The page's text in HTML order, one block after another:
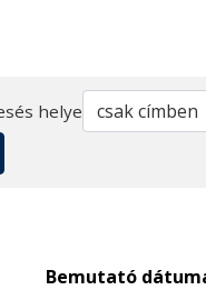
helye
Bemutató